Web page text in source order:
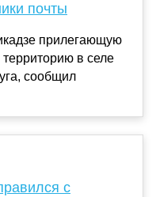
почты
прилегающую
в селе
сообщил
с